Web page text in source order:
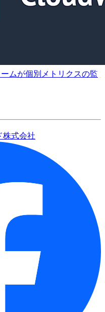
ムが個別メトリクスの監
株式会社